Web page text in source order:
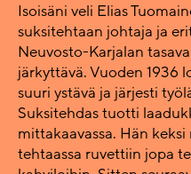
Isoisäni veli Elias
suksitehtaan johtaja ja
Neuvosto-Karjalan
järkyttävä. Vuoden 1936
suuri ystävä ja järjesti
Suksitehdas tuotti
mittakaavassa. Hän
tehtaassa ruvettiin jopa